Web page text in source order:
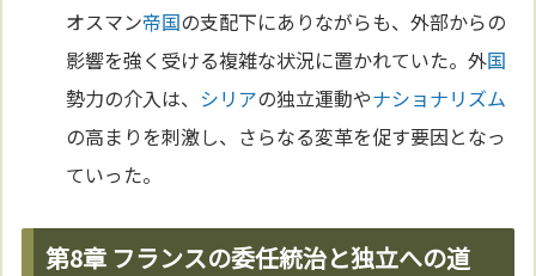
オスマン帝国の支配下にありながらも、外部からの
影響を強く受ける複雑な状況に置かれていた。外国
勢力の介入は、 シリアの独立運動やナショナリズム
の高まりを刺激し、さらなる変革を促す要因となっ
ていった。
第8章 フランスの委任統治と独立への道